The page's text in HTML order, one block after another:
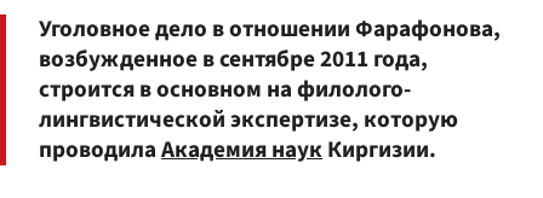
Уголовное дело в отношении Фарафонова,
возбужденное в сентябре 2011 года,
строится в основном на филолого-
лингвистической экспертизе, которую
проводилаАкадемия наукКиргизии.